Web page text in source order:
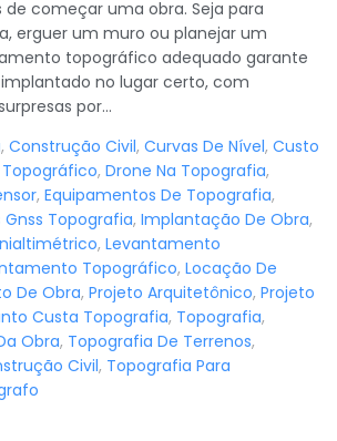
começar uma obra. Seja para
erguer um muro ou planejar um
topográfico adequado garante
no lugar certo, com
por...
, Construção Civil, Curvas De Nível, Custo
, Drone Na Topografia,
, Equipamentos De Topografia,
Gnss Topografia, Implantação De Obra,
, Levantamento
Topográfico, Locação De
De Obra, Projeto Arquitetônico, Projeto
Custa Topografia, Topografia,
Obra, Topografia De Terrenos,
Civil, Topografia Para